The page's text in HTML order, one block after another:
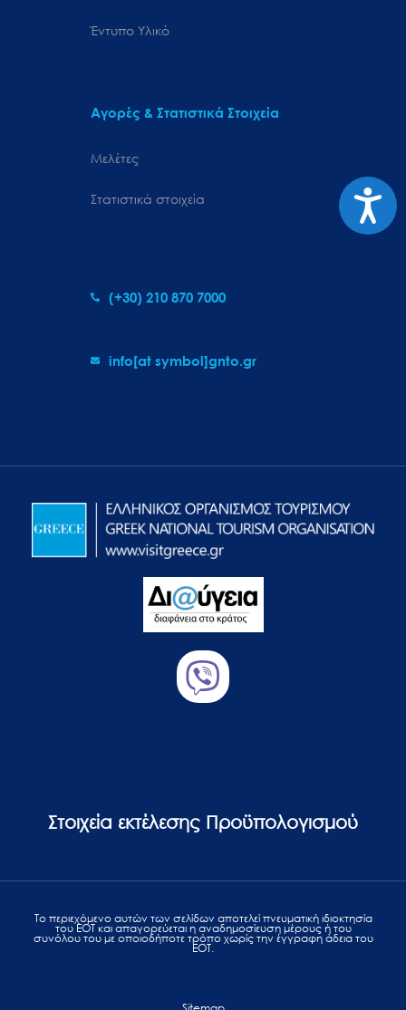
Έντυπο Υλικό
Αγορές & Στατιστικά Στοιχεία
Μελέτες
Στατιστικά στοιχεία
(+30) 210 870 7000
info[at symbol]gnto.gr
Στοιχεία εκτέλεσης Προϋπολογισμού
Το περιεχόμενο αυτών των σελίδων αποτελεί πvευματική ιδιοκτησία
του ΕΟΤ και απαγορεύεται η αναδημοσίευση μέρους ή του
συνόλου του με οποιοδήποτε τρόπο χωρίς την έγγραφη άδεια του
ΕΟΤ.